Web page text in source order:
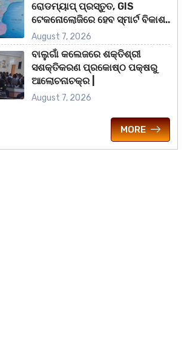
ରାଜ୍ୟ
ରୋଡମ୍ୟାପ୍ ପ୍ରସ୍ତୁତ, GIS
ଟେକନୋଲୋଜିରେ ହେବ ସ୍ମାର୍ଟ ବିକାଶ..
August 7, 2026
ବାଲୁଗାଁ କଲେଜରେ ଶକ୍ତିଶ୍ରୀ
ସଶକ୍ତିକରଣ ପ୍ରକୋଷ୍ଠ ପକ୍ଷରୁ
ଆଲୋଚନାଚକ୍ର |
August 7, 2026
MORE